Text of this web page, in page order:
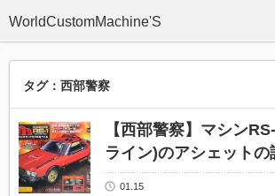
WorldCustomMachine'S
タグ：西部警察
【西部警察】マシン
ライン)のアシェットの
01.15